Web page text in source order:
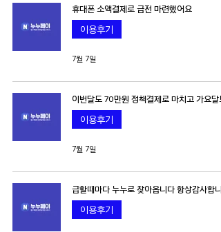
휴대폰 소액결제로 급전 마련했어요
이용후기
7월 7일
이번달도 70만원 정책결제로 마치고 가요달도
이용후기
7월 7일
급할때마다 누누로 찾아옵니다 항상감사합니
이용후기